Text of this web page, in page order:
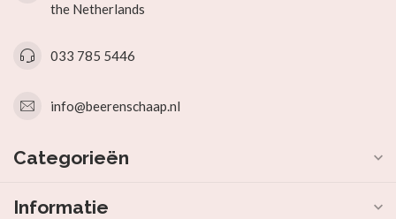
the Netherlands
033 785 5446
info@beerenschaap.nl
Categorieën
Informatie